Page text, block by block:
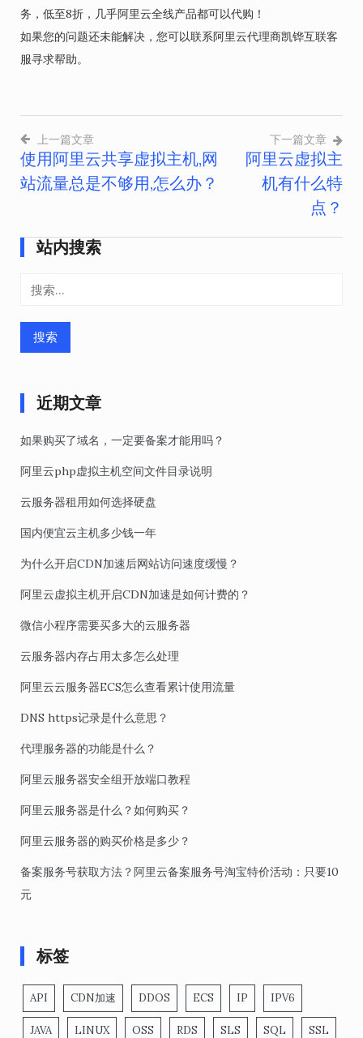
务，低至8折，几乎阿里云全线产品都可以代购！
如果您的问题还未能解决，您可以联系阿里云代理商凯铧互联客
服寻求帮助。
文
章
航
上一篇文章
使用阿里云共享虚拟主机,网
站流量总是不够用,怎么办？
下一篇文章
阿里云虚拟主
机有什么特
点？
站内搜索
近期文章
如果购买了域名，一定要备案才能用吗？
阿里云php虚拟主机空间文件目录说明
云服务器租用如何选择硬盘
国内便宜云主机多少钱一年
为什么开启CDN加速后网站访问速度缓慢？
阿里云虚拟主机开启CDN加速是如何计费的？
微信小程序需要买多大的云服务器
云服务器内存占用太多怎么处理
阿里云云服务器ECS怎么查看累计使用流量
DNS https记录是什么意思？
代理服务器的功能是什么？
阿里云服务器安全组开放端口教程
阿里云服务器是什么？如何购买？
阿里云服务器的购买价格是多少？
备案服务号获取方法？阿里云备案服务号淘宝特价活动：只要10
元
标签
API CDN加速 DDOS ECS IP IPV6
JAVA LINUX OSS RDS SLS SQL SSL